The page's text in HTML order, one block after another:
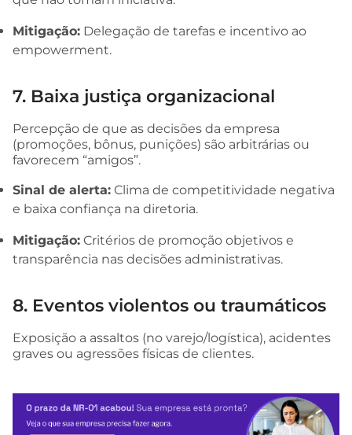
Mitigação: Delegação de tarefas e incentivo ao
empowerment.
7. Baixa justiça organizacional
Percepção de que as decisões da empresa
(promoções, bônus, punições) são arbitrárias ou
favorecem “amigos”.
Sinal de alerta: Clima de competitividade negativa
e baixa confiança na diretoria.
Mitigação: Critérios de promoção objetivos e
transparência nas decisões administrativas.
8. Eventos violentos ou traumáticos
Exposição a assaltos (no varejo/logística), acidentes
graves ou agressões físicas de clientes.